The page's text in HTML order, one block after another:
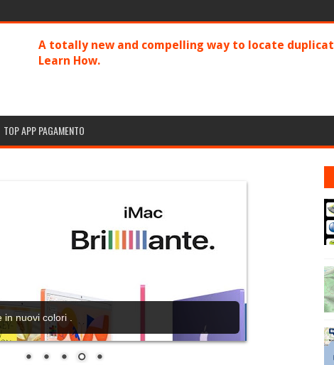
A totally new and compelling way to locate
Learn How.
TOP APP PAGAMENTO
nuovi colori .